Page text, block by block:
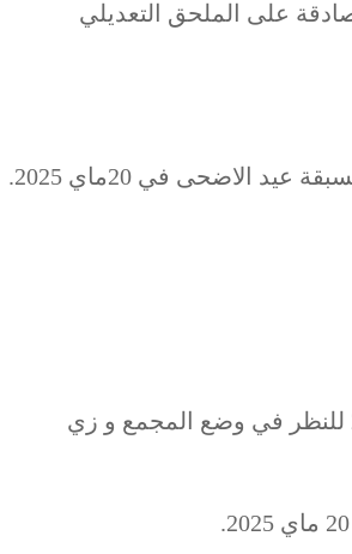
على الملحق التعديلي
الاضحى في 20ماي 2025.
180د لسنة 2026 مع عقد جلسة عمل في فيفري 2026 للنظر في وضع المجمع و زي